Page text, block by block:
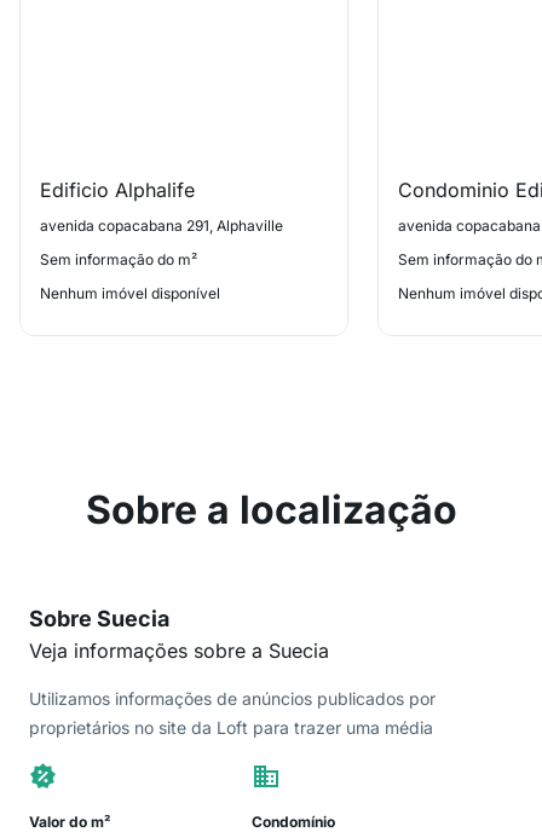
Edificio Alphalife
avenida copacabana 291, Alphaville
Sem informação do m²
Nenhum imóvel disponível
avenida
Sem informação do
Nenhum imóvel
Sobre a localização
Sobre Suecia
Veja informações sobre a Suecia
Utilizamos informações de anúncios publicados por
proprietários no site da Loft para trazer uma média
Valor do m² Condomínio